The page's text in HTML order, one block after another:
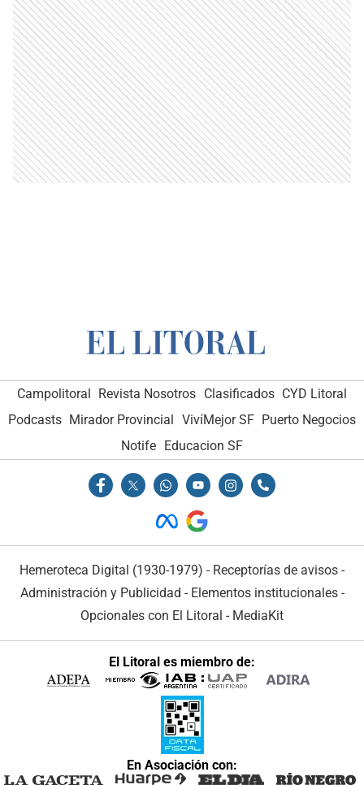
Campolitoral Revista Nosotros Clasificados CYD Litoral
Podcasts Mirador Provincial VivíMejor SF Puerto Negocios
Notife Educacion SF
Hemeroteca Digital (1930-1979) - Receptorías de avisos -
Administración y Publicidad - Elementos institucionales-
Opcionales con El Litoral - MediaKit
El Litoral es miembro de:
En Asociación con: